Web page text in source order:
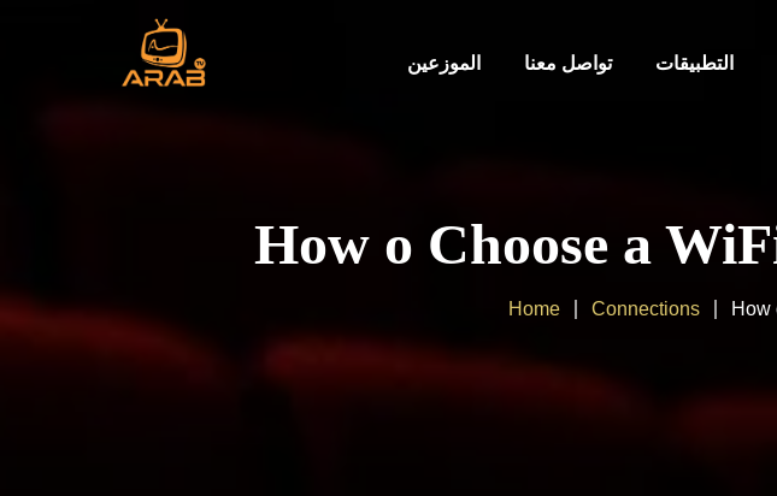
الموزعين تواصل معنا التطبيقات
How o Choose a
Home Connections How